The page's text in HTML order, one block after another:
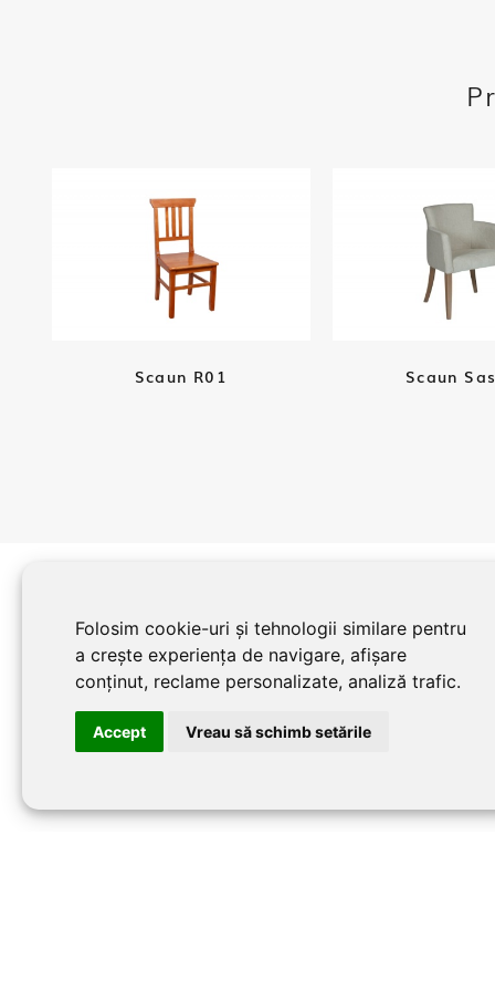
Folosim cookie-uri și tehnologii similare pentru
a crește experiența de navigare, afișare
conținut, reclame personalizate, analiză trafic.
Accept Vreau să schimb setările
Scaun R01 Scaun